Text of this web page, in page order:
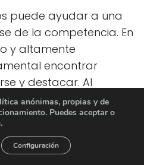
puede ayudar a una
de la competencia. En
y altamente
encontrar
y destacar. Al
de referidos, una
el poder de las
boca en boca para
clientes.
anónimas, propias y de
Puedes aceptar o
Configuración